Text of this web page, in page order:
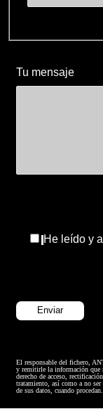
Tu mensaje
He leído y
El responsable del fichero,
y remitirle la información que
derecho de acceso,
tratamiento, así como a no ser
de sus datos, cuando procedan.